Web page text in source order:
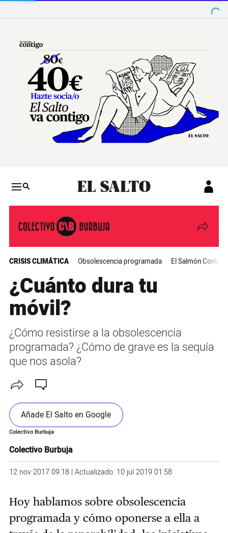
Salto a contenido
CRISIS CLIMÁTICA Obsolescencia programada El Salmón
¿Cuánto dura tu
móvil?
¿Cómo resistirse a la obsolescencia
programada? ¿Cómo de grave es la sequía
que nos asola?
Añade El Salto en Google
Colectivo Burbuja
Colectivo Burbuja
12 nov 2017 09:18 | Actualizado: 10 jul 2019 01:58
Hoy hablamos sobre obsolescencia
programada y cómo oponerse a ella a